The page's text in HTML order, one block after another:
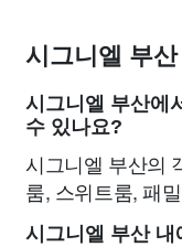
시그니엘 부
시그니엘 부산에
수 있나요?
시그니엘 부산의
룸, 스위트룸, 패
시그니엘 부산